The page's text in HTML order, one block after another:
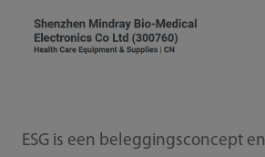
ESG is een beleggingsconcept en